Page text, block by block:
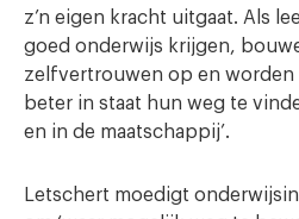
z’n eigen kracht uitgaat. Als
goed onderwijs krijgen,
zelfvertrouwen op en worden
beter in staat hun weg te
en in de maatschappij’.
Letschert moedigt